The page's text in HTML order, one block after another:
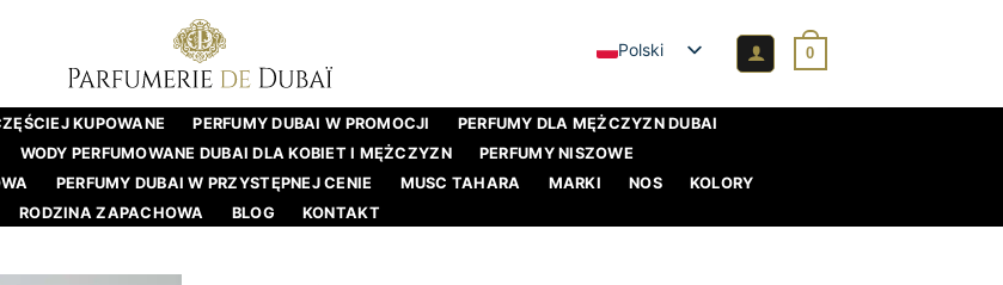
Polski 0
KUPOWANE PERFUMY DUBAI W PROMOCJI
PERFUMY DLA MĘŻCZYZN DUBAI
WODY PERFUMOWANE DUBAI DLA KOBIET I MĘŻCZYZN
PERFUMY NISZOWE
PERFUMY DUBAI W PRZYSTĘPNEJ CENIE MUSC TAHARA MARKI NOS
KOLORY
RODZINA ZAPACHOWA
BLOG KONTAKT